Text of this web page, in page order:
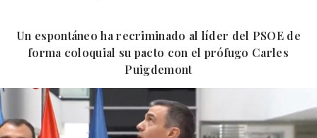
Un espontáneo ha recriminado al líder del PSOE de
forma coloquial su pacto con el prófugo Carles
Puigdemont